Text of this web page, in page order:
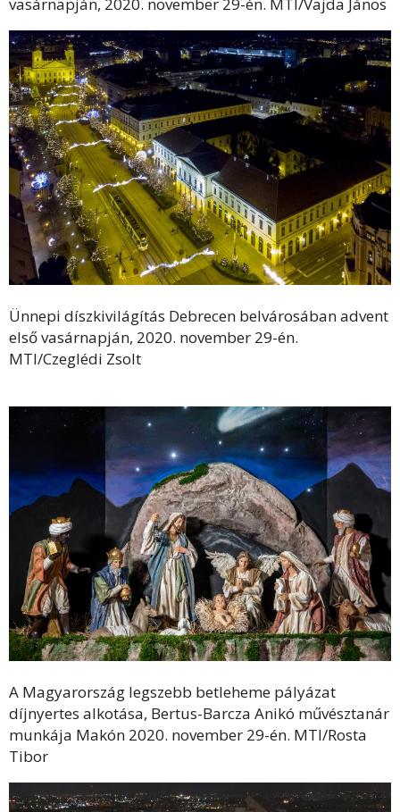
vasárnapján, 2020. november 29-én. MTI/Vajda János
Ünnepi díszkivilágítás Debrecen belvárosában advent
első vasárnapján, 2020. november 29-én.
MTI/Czeglédi Zsolt
A Magyarország legszebb betleheme pályázat
díjnyertes alkotása, Bertus-Barcza Anikó művésztanár
munkája Makón 2020. november 29-én. MTI/Rosta
Tibor